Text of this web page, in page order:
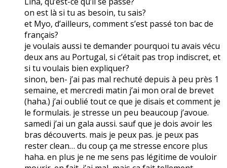
on est là si tu as besoin, tu sais?
et Myo, d’ailleurs, comment s’est passé ton bac de
français?
je voulais aussi te demander pourquoi tu avais vécu
deux ans au Portugal, si c’était pas trop indiscret, et
si tu voulais bien expliquer?
sinon, ben- j’ai pas mal rechuté depuis à peu près 1
semaine, et mercredi matin j’ai mon oral de brevet
(haha.) j’ai oublié tout ce que je disais et comment je
le formulais. je stresse un peu beaucoup j’avoue.
samedi j’ai un gala aussi. sauf que je dois avoir les
bras découverts. mais je peux pas. je peux pas
rester clean… du coup ça me stresse encore plus
haha. en plus je ne me sens pas légitime de vouloir